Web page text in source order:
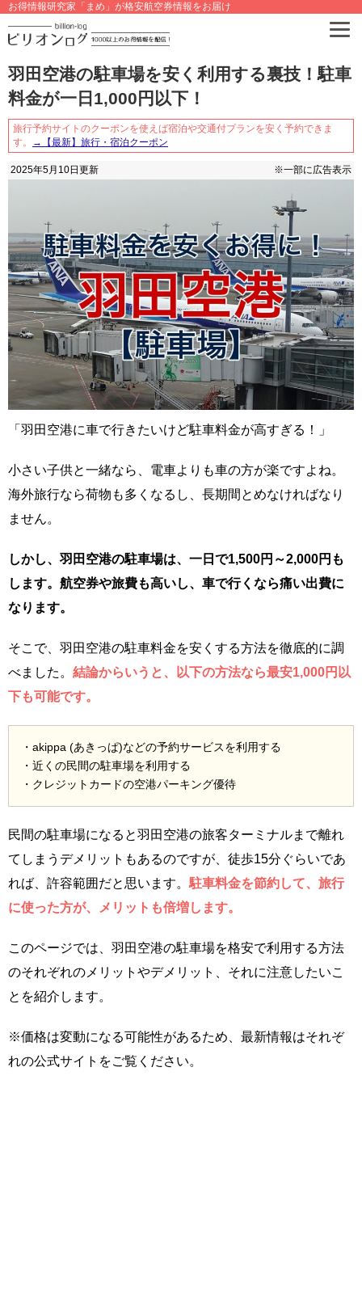
お得情報研究家「まめ」が格安航空券情報をお届け
羽田空港の駐車場を安く利用する裏技！駐車
料金が一日1,000円以下！
旅行予約サイトのクーポンを使えば宿泊や交通付プランを安く予約できま
す。
→【最新】旅行・宿泊クーポン
2025年5月10日 更新 ※一部に広告表示
「羽田空港に車で行きたいけど駐車料金が高すぎる！」
小さい子供と一緒なら、電車よりも車の方が楽ですよね。
海外旅行なら荷物も多くなるし、長期間とめなければなり
ません。
しかし、羽田空港の駐車場は、一日で1,500円～2,000円も
します。航空券や旅費も高いし、車で行くなら痛い出費に
なります。
そこで、羽田空港の駐車料金を安くする方法を徹底的に調
べました。 結論からいうと、以下の方法なら最安1,000円以
下も可能です。
・akippa (あきっぱ)などの予約サービスを利用する
・近くの民間の駐車場を利用する
・クレジットカードの空港パーキング優待
民間の駐車場になると羽田空港の旅客ターミナルまで離れ
てしまうデメリットもあるのですが、徒歩15分ぐらいであ
れば、許容範囲だと思います。 駐車料金を節約して、旅行
に使った方が、メリットも倍増します。
このページでは、羽田空港の駐車場を格安で利用する方法
のそれぞれのメリットやデメリット、それに注意したいこ
とを紹介します。
※価格は変動になる可能性があるため、最新情報はそれぞ
れの公式サイトをご覧ください。